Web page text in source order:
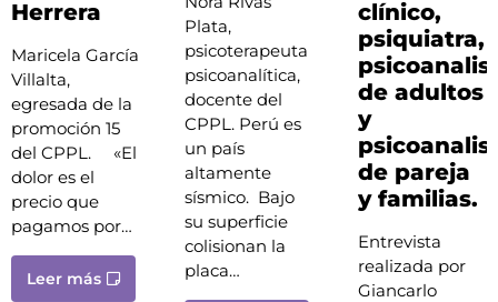
Herrera
Maricela García
Villalta,
egresada de la
promoción 15
del CPPL. «El
dolor es el
precio que
pagamos por…
Leer más
Plata,
psicoterapeuta
psicoanalítica,
docente del
CPPL. Perú es
un país
altamente
sísmico. Bajo
su superficie
colisionan la
placa…
clínico,
psiquiatra,
de adultos
y
de pareja
y familias.
Entrevista
realizada por
Giancarlo